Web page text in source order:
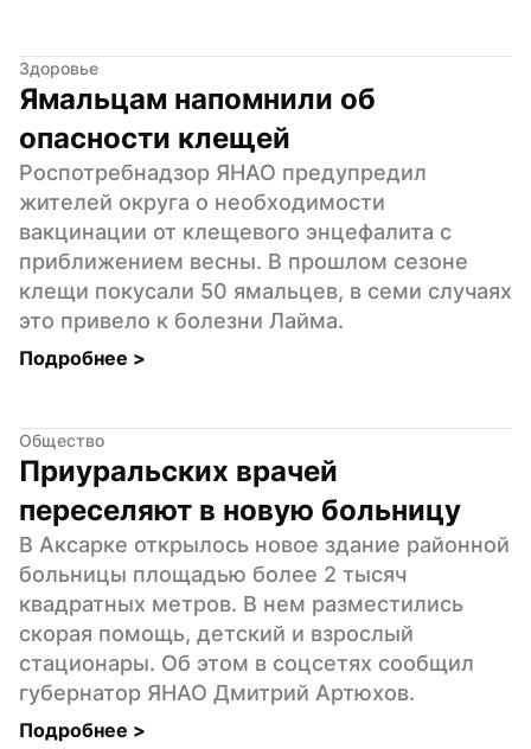
Здоровье
Ямальцам напомнили об
опасности клещей
Роспотребнадзор ЯНАО предупредил
жителей округа о необходимости
вакцинации от клещевого энцефалита с
приближением весны. В прошлом сезоне
клещи покусали 50 ямальцев, в семи случаях
это привело к болезни Лайма.
Подробнее >
Общество
Приуральских врачей
переселяют в новую больницу
В Аксарке открылось новое здание районной
больницы площадью более 2 тысяч
квадратных метров. В нем разместились
скорая помощь, детский и взрослый
стационары. Об этом в соцсетях сообщил
губернатор ЯНАО Дмитрий Артюхов.
Подробнее >